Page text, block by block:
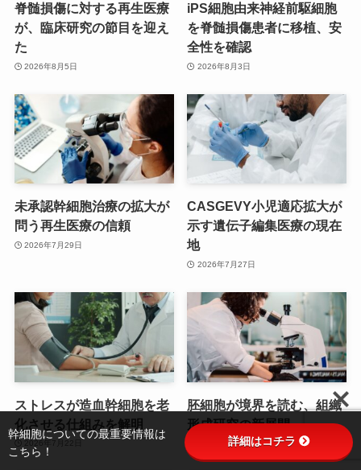
脊髄損傷に対する再生医療
が、臨床研究の節目を迎え
た
2026年8月5日
iPS細胞由来神経前駆細胞
を脊髄損傷患者に移植、安
全性を確認
2026年8月3日
未承認幹細胞治療の拡大が
問う再生医療の信頼
2026年7月29日
CASGEVY小児適応拡大が
示す遺伝子編集医療の現在
地
2026年7月27日
ストレスが造血幹細胞を老
化させる仕組みを解明
2026年7月22日
胚細胞が境界を読む、組織
形成研究の新展開
2026年7月20日
幹細胞についての最重要情報は
こちら！
詳細はコチラ